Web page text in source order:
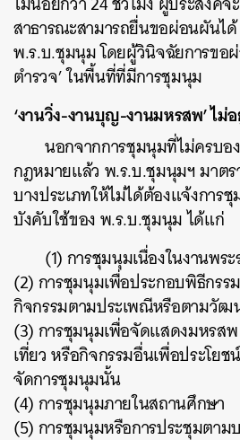
สาธารณะสามารถยื่นขอผ่อนผันได้
พ.ร.บ.ชุมนุม โดยผู้วินิจฉัยการขอ
ตำรวจ’ ในพื้นที่ที่มีการชุมนุม
‘งานวิ่ง-งานบุญ-งานมหรสพ’ ไ
นอกจากการชุมนุมที่ไม่ครบอ
กฎหมายแล้ว พ.ร.บ.ชุมนุมฯ มาตร
บางประเภทให้ไม่ได้ต้องแจ้งการ
บังคับใช้ของ พ.ร.บ.ชุมนุม ได้แก่
(1) การชุมนุมเนื่องในงานพร
(2) การชุมนุมเพื่อประกอบพิธีกรร
กิจกรรมตามประเพณีหรือตามวัฒ
(3) การชุมนุมเพื่อจัดแสดงมหรสพ
เที่ยว หรือกิจกรรมอื่นเพื่อประโย
จัดการชุมนุมนั้น
(4) การชุมนุมภายในสถานศึกษา
(5) การชุมนุมหรือการประชุมต